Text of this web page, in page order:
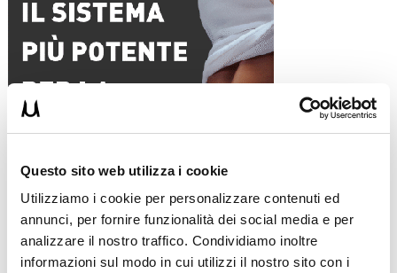
Questo sito web utilizza i cookie
Utilizziamo i cookie per personalizzare contenuti ed
annunci, per fornire funzionalità dei social media e per
analizzare il nostro traffico. Condividiamo inoltre
informazioni sul modo in cui utilizzi il nostro sito con i
ALLENATI CON ME!